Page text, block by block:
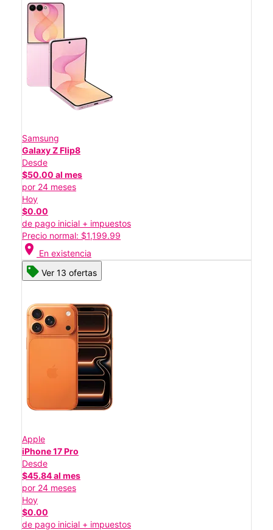
Samsung
Galaxy Z Flip8
Desde
$50.00 al mes
por 24 meses
Hoy
$0.00
de pago inicial + impuestos
Precio normal: $1,199.99
location_on En existencia
Ver 13 ofertas
Apple
iPhone 17 Pro
Desde
$45.84 al mes
por 24 meses
Hoy
$0.00
de pago inicial + impuestos